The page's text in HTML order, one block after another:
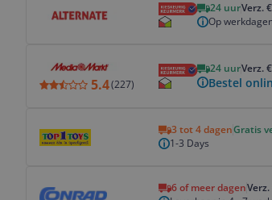
24 uurVerz.
Op
5.4(227)
24 uurVerz.
Bestel
3 tot 4 dagenGratis
1-3 Days
6 of meer dagenVerz.